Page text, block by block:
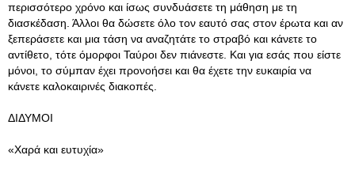
περισσότερο χρόνο και ίσως συνδυάσετε τη μάθηση με τη
διασκέδαση. Άλλοι θα δώσετε όλο τον εαυτό σας στον έρωτα και αν
ξεπεράσετε και μια τάση να αναζητάτε το στραβό και κάνετε το
αντίθετο, τότε όμορφοι Ταύροι δεν πιάνεστε. Και για εσάς που είστε
μόνοι, το σύμπαν έχει προνοήσει και θα έχετε την ευκαιρία να
κάνετε καλοκαιρινές διακοπές.
ΔΙΔΥΜΟΙ
«Χαρά και ευτυχία»